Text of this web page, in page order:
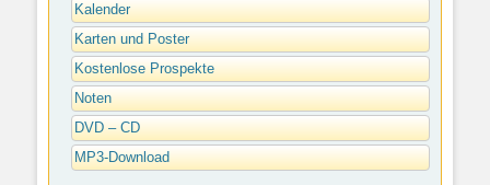
Kalender
Karten und Poster
Kostenlose Prospekte
Noten
DVD – CD
MP3-Download